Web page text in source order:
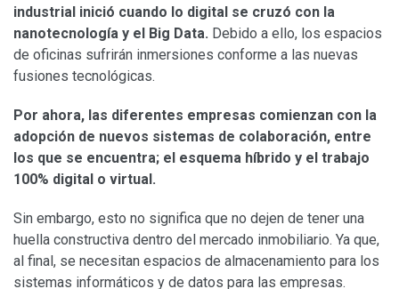
industrial inició cuando lo digital se cruzó con la
nanotecnología y el Big Data. Debido a ello, los espacios
de oficinas sufrirán inmersiones conforme a las nuevas
fusiones tecnológicas.
Por ahora, las diferentes empresas comienzan con la
adopción de nuevos sistemas de colaboración, entre
los que se encuentra; el esquema híbrido y el trabajo
100% digital o virtual.
Sin embargo, esto no significa que no dejen de tener una
huella constructiva dentro del mercado inmobiliario. Ya que,
al final, se necesitan espacios de almacenamiento para los
sistemas informáticos y de datos para las empresas.